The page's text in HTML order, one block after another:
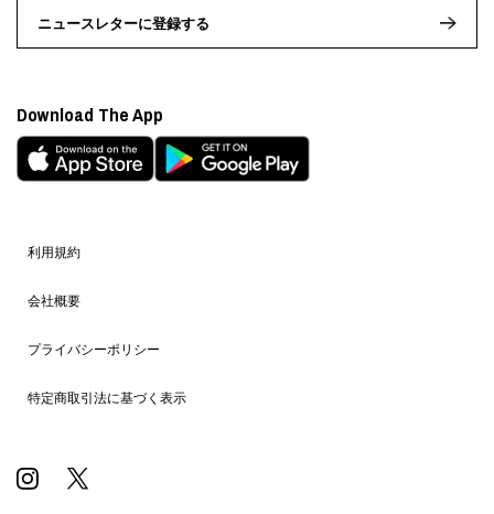
利用規約
会社概要
プライバシーポリシー
特定商取引法に基づく表示
ニュースレターに登録する
Download The App